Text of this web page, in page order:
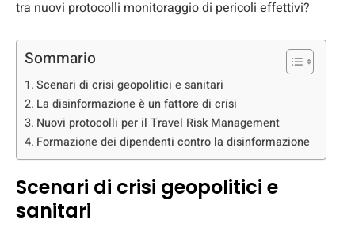
tra nuovi protocolli monitoraggio di pericoli effettivi?
Sommario
Scenari di crisi geopolitici e sanitari
La disinformazione è un fattore di crisi
Nuovi protocolli per il Travel Risk Management
Formazione dei dipendenti contro la disinformazione
Scenari di crisi geopolitici e
sanitari